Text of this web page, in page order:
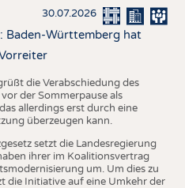
30.07.2026
Baden-Württemberg hat
die Verabschiedung des
der Sommerpause als
allerdings erst durch eine
überzeugen kann.
setzt die Landesregierung
ihrer im Koalitionsvertrag
um. Um dies zu
die Initiative auf eine Umkehr der